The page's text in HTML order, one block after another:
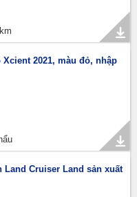
Xcient 2021, màu đỏ, nhập
Land Cruiser Land sản xuất